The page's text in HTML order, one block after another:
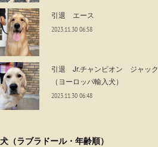
引退 エース
2023.11.30 06:58
引退 Jr.チャンピオン ジャック
（ヨーロッパ輸入犬）
2023.11.30 06:48
（ラブラドール・年齢順）